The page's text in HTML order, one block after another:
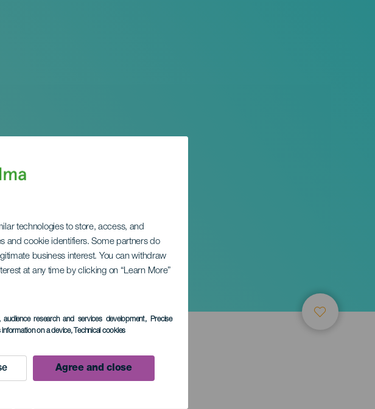
technologies to store, access, and
and cookie identifiers. Some partners do
business interest. You can withdraw
at any time by clicking on “Learn More”
research and services development, Precise
on a device, Technical cookies
Agree and close
PASSÉ